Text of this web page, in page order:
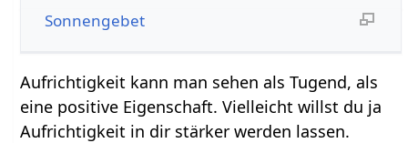
Sonnengebet
Aufrichtigkeit kann man sehen als Tugend, als
eine positive Eigenschaft. Vielleicht willst du ja
Aufrichtigkeit in dir stärker werden lassen.